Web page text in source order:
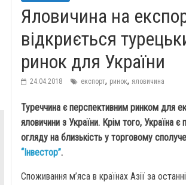
Яловичина на
відкриється
ринок для України
24.04.2018 експорт, ринок, яловичина
Туреччина є перспективним ринком для
яловичини з України. Крім того, Україна є
огляду на близькість у торговому
“Інвестор”.
Споживання м’яса в країнах Азії за